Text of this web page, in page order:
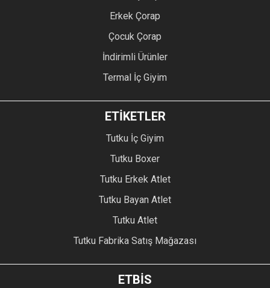
Erkek Çorap
Çocuk Çorap
İndirimli Ürünler
Termal İç Giyim
ETİKETLER
Tutku İç Giyim
Tutku Boxer
Tutku Erkek Atlet
Tutku Bayan Atlet
Tutku Atlet
Tutku Fabrika Satış Mağazası
ETBİS